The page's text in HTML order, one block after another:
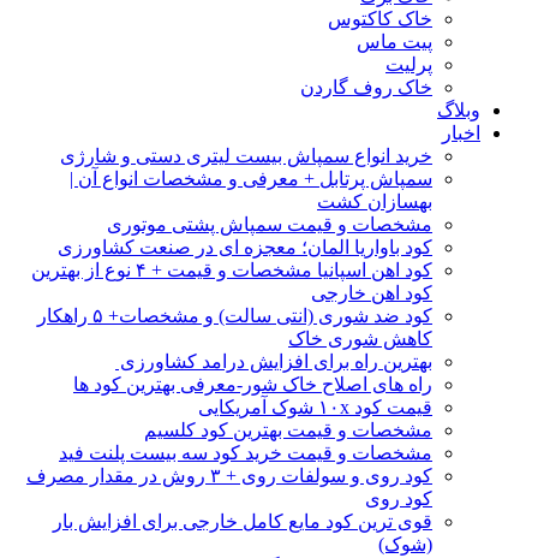
خاک کاکتوس
پیت ماس
پرلیت
خاک روف گاردن
وبلاگ
اخبار
خرید انواع سمپاش بیست لیتری دستی و شارژی
سمپاش پرتابل + معرفی و مشخصات انواع آن |
بهسازان کشت
مشخصات و قیمت سمپاش پشتی موتوری
کود باواریا المان؛ معجزه ای در صنعت کشاورزی
کود اهن اسپانیا مشخصات و قیمت + ۴ نوع از بهترین
کود اهن خارجی
کود ضد شوری (انتی سالت) و مشخصات+ ۵ راهکار
کاهش شوری خاک
بهترین راه برای افزایش درامد کشاورزی
راه های اصلاح خاک شور-معرفی بهترین کود ها
قیمت کود ۱۰x شوک آمریکایی
مشخصات و قیمت بهترین کود کلسیم
مشخصات و قیمت خرید کود سه بیست پلنت فید
کود روی و سولفات روی + ۳ روش در مقدار مصرف
کود روی
قوی ترین کود مایع کامل خارجی برای افزایش بار
(شوک)